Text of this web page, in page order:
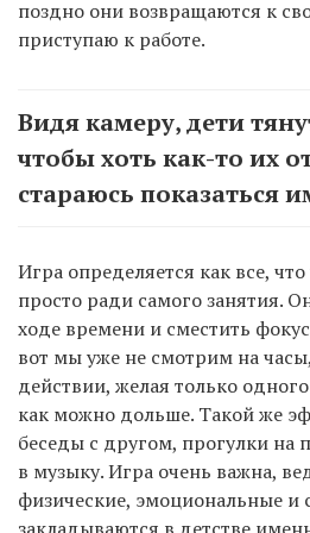
поздно они возвращаются к
приступаю к работе.
Видя камеру, дети
чтобы хоть как-то их
стараюсь показаться
Игра определяется как все,
просто ради самого занятия.
ходе времени и сместить
вот мы уже не смотрим на
действии, желая только
как можно дольше. Такой же
беседы с другом, прогулки на
в музыку. Игра очень важна,
физические, эмоциональные и
закладываются в детстве